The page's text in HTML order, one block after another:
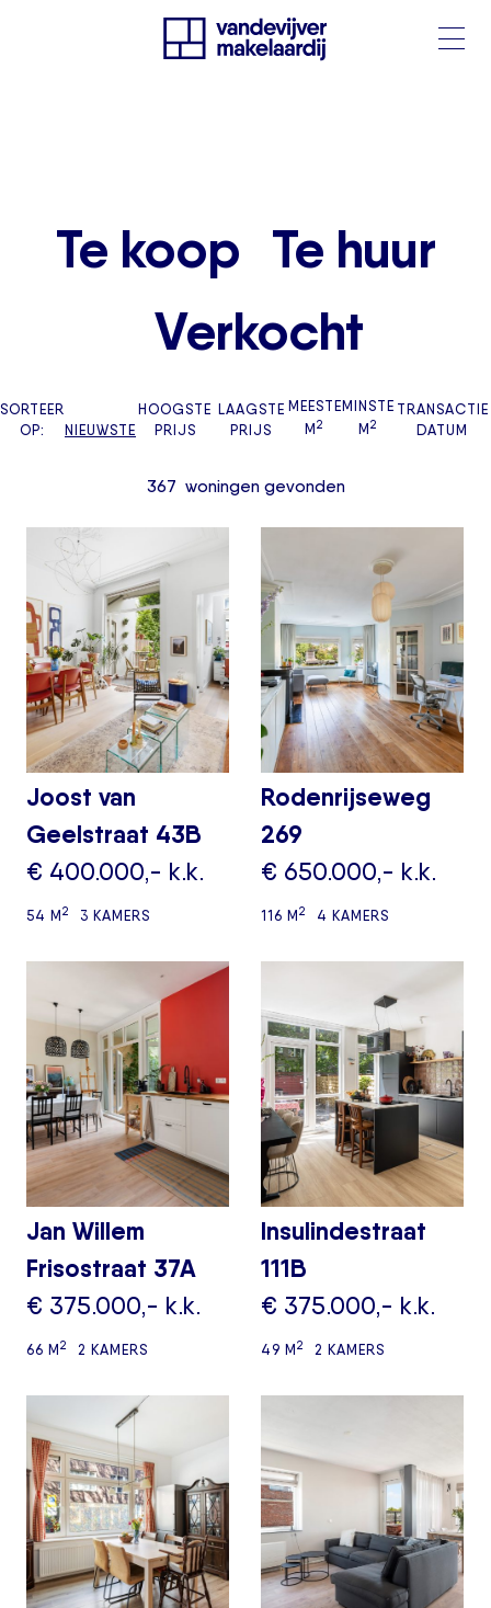
Te koop Te huur
Verkocht
SORTEER
OP:
NIEUWSTE
HOOGSTE
PRIJS
LAAGSTE
PRIJS
MEESTE
M2
MINSTE
M 2
TRANSACTIE
DATUM
367 woningen gevonden
Joost van
Geelstraat 43B
€ 400.000,- k.k.
54 M2 3 KAMERS
Rodenrijseweg
269
€ 650.000,- k.k.
116 M2 4 KAMERS
Jan Willem
Frisostraat 37A
€ 375.000,- k.k.
66 M2 2 KAMERS
Insulindestraat
111B
€ 375.000,- k.k.
49 M2 2 KAMERS